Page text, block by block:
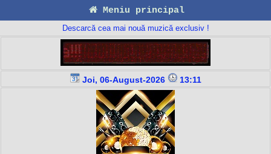
Meniu principal
Descarcă cea mai nouă muzică exclusiv !
Joi, 06-August-2026 13:11